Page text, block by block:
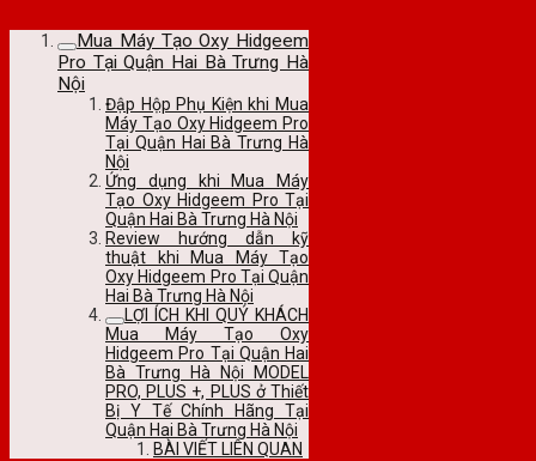
Mua Máy Tạo Oxy Hidgeem
Pro Tại Quận Hai Bà Trưng Hà
Nội
Đập Hộp Phụ Kiện khi Mua
Máy Tạo Oxy Hidgeem Pro
Tại Quận Hai Bà Trưng Hà
Nội
Ứng dụng khi Mua Máy
Tạo Oxy Hidgeem Pro Tại
Quận Hai Bà Trưng Hà Nội
Review hướng dẫn kỹ
thuật khi Mua Máy Tạo
Oxy Hidgeem Pro Tại Quận
Hai Bà Trưng Hà Nội
LỢI ÍCH KHI QUÝ KHÁCH
Mua Máy Tạo Oxy
Hidgeem Pro Tại Quận Hai
Bà Trưng Hà Nội MODEL
PRO, PLUS +, PLUS ở Thiết
Bị Y Tế Chính Hãng Tại
Quận Hai Bà Trưng Hà Nội
BÀI VIẾT LIÊN QUAN